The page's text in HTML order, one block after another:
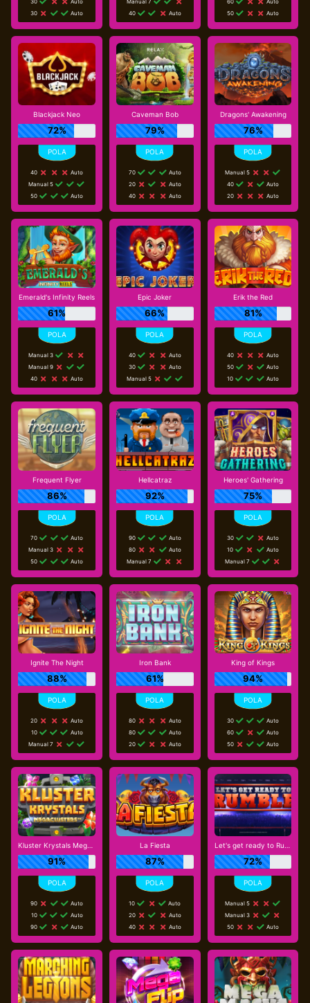
30
Auto
40
Auto
50
Auto
Blackjack Neo
72%
40
Auto
Manual 5
50
Auto
Caveman Bob
79%
70
Auto
20
Auto
40
Auto
Dragons' Awakening
76%
Manual 5
40
Auto
20
Auto
Emerald's Infinity Reels
61%
Manual 3
Manual 9
40
Auto
Epic Joker
66%
40
Auto
30
Auto
Manual 5
Erik the Red
81%
40
Auto
50
Auto
10
Auto
Frequent Flyer
86%
70
Auto
Manual 3
50
Auto
Hellcatraz
92%
90
Auto
80
Auto
Manual 7
Heroes' Gathering
75%
30
Auto
10
Auto
Manual 7
Ignite The Night
88%
20
Auto
10
Auto
Manual 7
Iron Bank
61%
80
Auto
80
Auto
20
Auto
King of Kings
94%
30
Auto
60
Auto
50
Auto
Kluster Krystals Megaclusters
91%
90
Auto
10
Auto
90
Auto
La Fiesta
87%
10
Auto
20
Auto
40
Auto
Let's get ready to Rumble
72%
Manual 5
Manual 3
50
Auto